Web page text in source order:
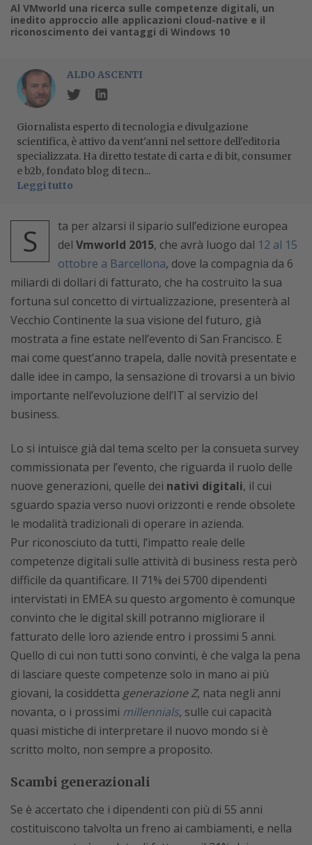
Al VMworld una ricerca sulle competenze digitali, un
inedito approccio alle applicazioni cloud-native e il
riconoscimento dei vantaggi di Windows 10
ALDO ASCENTI
Giornalista esperto di tecnologia e divulgazione
scientifica, è attivo da vent'anni nel settore dell'editoria
specializzata. Ha diretto testate di carta e di bit, consumer
e b2b, fondato blog di tecn...
Leggi tutto
S
ta per alzarsi il sipario sull’edizione europea
del Vmworld 2015, che avrà luogo dal 12 al 15
ottobre a Barcellona, dove la compagnia da 6
miliardi di dollari di fatturato, che ha costruito la sua
fortuna sul concetto di virtualizzazione, presenterà al
Vecchio Continente la sua visione del futuro, già
mostrata a fine estate nell’evento di San Francisco. E
mai come quest’anno trapela, dalle novità presentate e
dalle idee in campo, la sensazione di trovarsi a un bivio
importante nell’evoluzione dell’IT al servizio del
business.
Lo si intuisce già dal tema scelto per la consueta survey
commissionata per l’evento, che riguarda il ruolo delle
nuove generazioni, quelle dei nativi digitali, il cui
sguardo spazia verso nuovi orizzonti e rende obsolete
le modalità tradizionali di operare in azienda.
Pur riconosciuto da tutti, l’impatto reale delle
competenze digitali sulle attività di business resta però
difficile da quantificare. Il 71% dei 5700 dipendenti
intervistati in EMEA su questo argomento è comunque
convinto che le digital skill potranno migliorare il
fatturato delle loro aziende entro i prossimi 5 anni.
Quello di cui non tutti sono convinti, è che valga la pena
di lasciare queste competenze solo in mano ai più
giovani, la cosiddetta generazione Z, nata negli anni
novanta, o i prossimi millennials, sulle cui capacità
quasi mistiche di interpretare il nuovo mondo si è
scritto molto, non sempre a proposito.
Scambi generazionali
Se è accertato che i dipendenti con più di 55 anni
costituiscono talvolta un freno ai cambiamenti, e nella